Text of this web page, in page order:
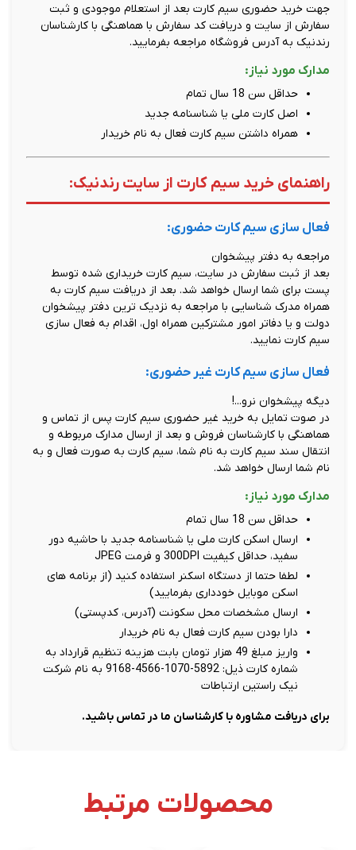
جهت خرید حضوری سیم کارت بعد از استعلام موجودی و ثبت
سفارش از سایت و دریافت کد سفارش با هماهنگی با کارشناسان
رندنیک به آدرس فروشگاه مراجعه بفرمایید.
مدارک مورد نیاز:
حداقل سن 18 سال تمام
اصل کارت ملی یا شناسنامه جدید
همراه داشتن سیم کارت فعال به نام خریدار
راهنمای خرید سیم کارت از سایت رندنیک:
فعال سازی سیم کارت حضوری:
مراجعه به دفتر پیشخوان
بعد از ثبت سفارش در سایت، سیم کارت خریداری شده توسط
پست برای شما ارسال خواهد شد. بعد از دریافت سیم کارت به
همراه مدرک شناسایی با مراجعه به نزدیک ترین دفتر پیشخوان
دولت و یا دفاتر امور مشترکین همراه اول، اقدام به فعال سازی
سیم کارت نمایید.
فعال سازی سیم کارت غیر حضوری:
دیگه پیشخوان نرو...!
در صوت تمایل به خرید غیر حضوری سیم کارت پس از تماس و
هماهنگی با کارشناسان فروش و بعد از ارسال مدارک مربوطه و
انتقال سند سیم کارت به نام شما، سیم کارت به صورت فعال و به
نام شما ارسال خواهد شد.
مدارک مورد نیاز:
حداقل سن 18 سال تمام
ارسال اسکن کارت ملی یا شناسنامه جدید با حاشیه دور
سفید، حداقل کیفیت 300DPI و فرمت JPEG
لطفا حتما از دستگاه اسکنر استفاده کنید (از برنامه های
اسکن موبایل خودداری بفرمایید)
ارسال مشخصات محل سکونت (آدرس، کدپستی)
دارا بودن سیم کارت فعال به نام خریدار
واریز مبلغ 49 هزار تومان بابت هزینه تنظیم قرارداد به
شماره کارت ذیل: 5892-1070-4566-9168 به نام شرکت
نیک راستین ارتباطات
برای دریافت مشاوره با کارشناسان ما در تماس باشید.
محصولات مرتبط